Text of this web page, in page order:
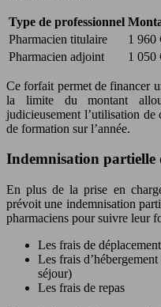
Type de professionnel
Pharmacien titulaire
1 960
Pharmacien adjoint
1 050
Ce forfait permet de financer
la limite du montant
judicieusement l’utilisation
de formation sur l’année.
Indemnisation partielle
En plus de la prise en
prévoit une indemnisation
pharmaciens pour suivre leur
Les frais de déplacement
Les frais
séjour)
Les frais de repas